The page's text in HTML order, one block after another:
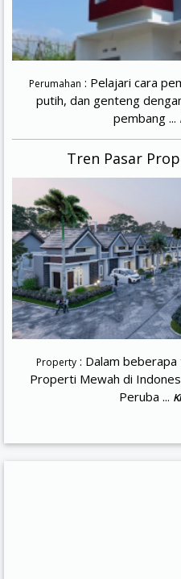
Perumahan : Pelajari cara
putih, dan genteng
pembang ...
Tren Pasar
Property: Dalam beberapa
Properti Mewah di
Peruba ...